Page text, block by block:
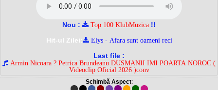
Nou : Top 100 KlubMuzica !!
Hit-ul Zilei:
Elys - Afara sunt oameni reci
Last file :
Armin Nicoara ? Petrica Brundeanu DUSMANII IMI POARTA NOROC (
Videoclip Oficial 2026 )conv
Schimbă Aspect: